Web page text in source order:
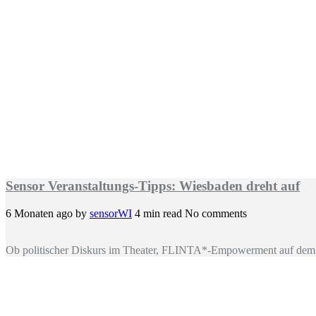
Sensor Veranstaltungs-Tipps: Wiesbaden dreht auf
6 Monaten ago by sensorWI 4 min read No comments
Ob politischer Diskurs im Theater, FLINTA*-Empowerment auf